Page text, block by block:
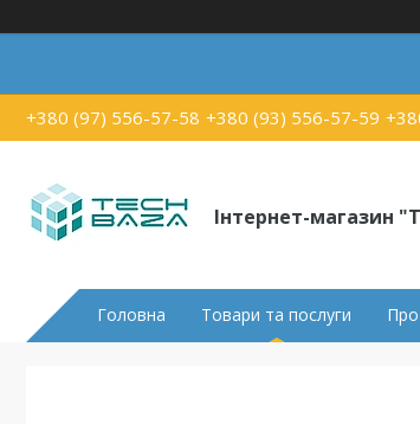
+380 (97) 556-57-58 +380 (93) 556-57-59
Інтернет-магазин
Головна Товари та послуги